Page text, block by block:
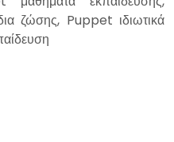
ζώσης, Puppet ιδιωτικά